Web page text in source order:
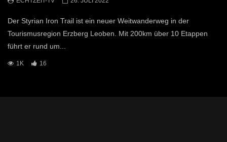
Der Styrian Iron Trail ist ein neuer Weitwanderweg in der
Tourismusregion Erzberg Leoben. Mit 200km über 10 Etappen
führt er rund um...
1K 16